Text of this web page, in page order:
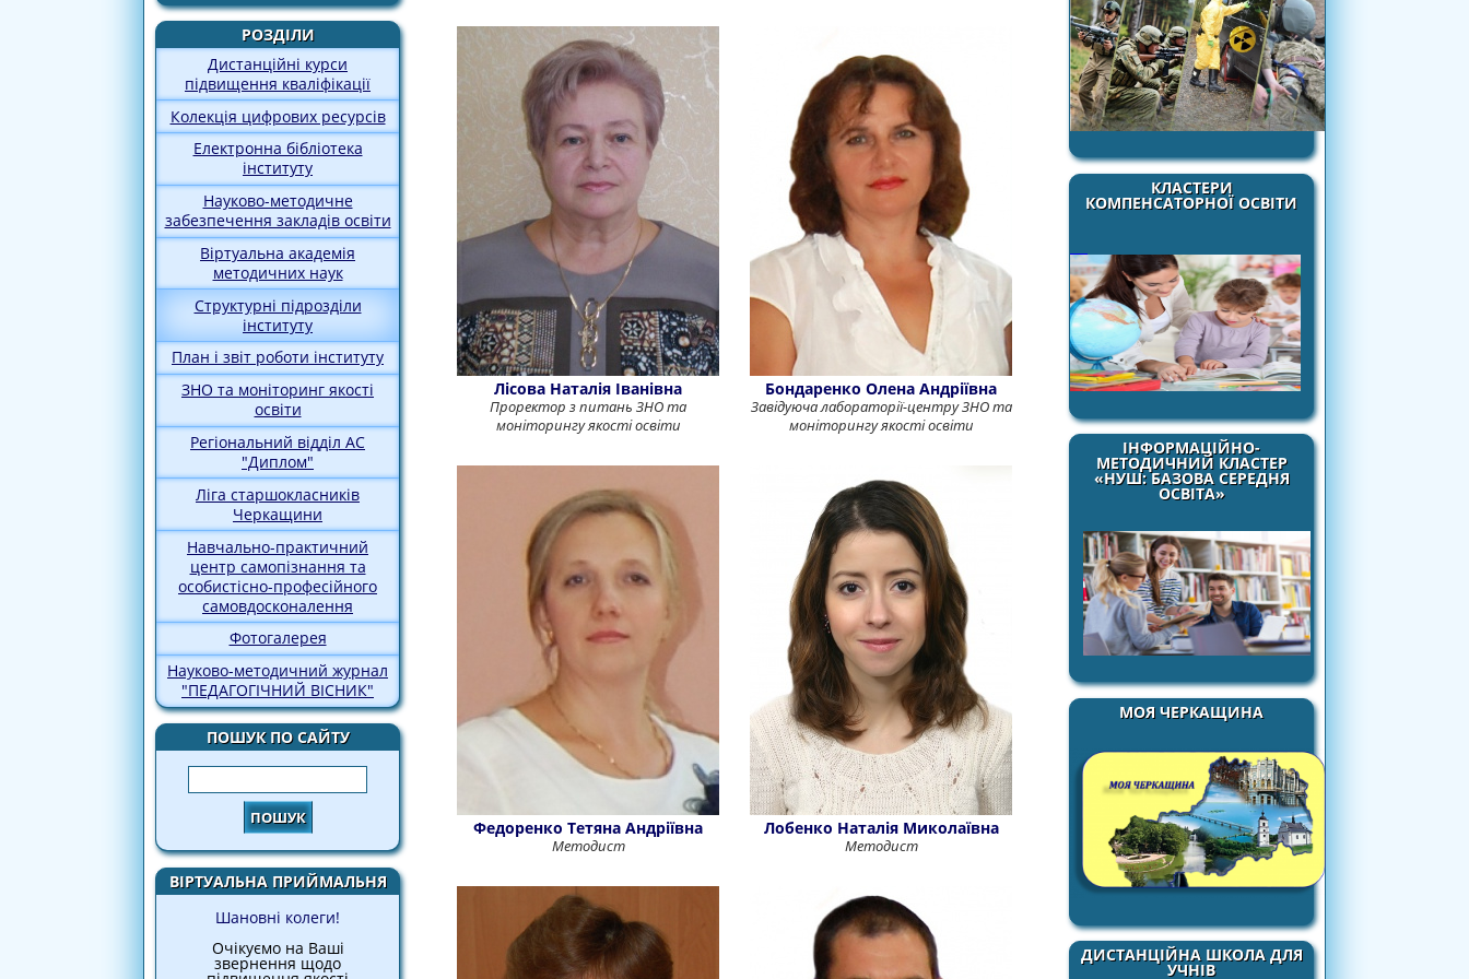
РОЗДІЛИ
Дистанційні курси
підвищення кваліфікації
Колекція цифрових ресурсів
Електронна бібліотека
інституту
Науково-методичне
забезпечення закладів освіти
Віртуальна академія
методичних наук
Структурні підрозділи
інституту
План і звіт роботи інституту
ЗНО та моніторинг якості
освіти
Регіональний відділ АС
"Диплом"
Ліга старшокласників
Черкащини
Навчально-практичний
центр самопізнання та
особистісно-професійного
самовдосконалення
Фотогалерея
Науково-методичний журнал
"ПЕДАГОГІЧНИЙ ВІСНИК"
ПОШУК ПО САЙТУ
Пошук
ВІРТУАЛЬНА ПРИЙМАЛЬНЯ
Шановні колеги!
Очікуємо на Ваші
звернення щодо
КЛАСТЕРИ
КОМПЕНСАТОРНОЇ ОСВІТИ
ІНФОРМАЦІЙНО-
МЕТОДИЧНИЙ КЛАСТЕР
«НУШ: БАЗОВА СЕРЕДНЯ
ОСВІТА»
МОЯ ЧЕРКАЩИНА
ДИСТАНЦІЙНА ШКОЛА ДЛЯ
УЧНІВ
Лісова Наталія Іванівна
Проректор з питань ЗНО та
моніторингу якості освіти
Бондаренко Олена Андріївна
Завідуюча лабораторії-центру ЗНО та
моніторингу якості освіти
Федоренко Тетяна Андріївна
Методист
Лобенко Наталія Миколаївна
Методист